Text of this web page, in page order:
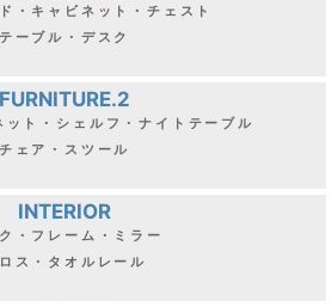
・キャビネット・チェスト
テーブル・デスク
FURNITURE.2
ット・シェルフ・ナイトテーブル
チェア・スツール
INTERIOR
・フレーム・ミラー
ス・タオルレール